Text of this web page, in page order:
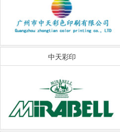
中天彩印